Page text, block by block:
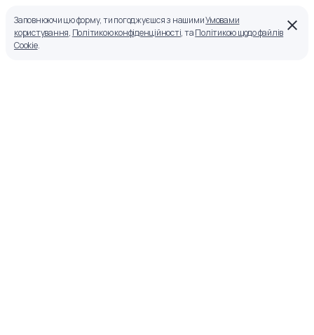
Заповнюючи цю форму, ти погоджуєшся з нашимиУмовами
користування, Політикою конфіденційності, таПолітикою щодо файлів
Cookie.